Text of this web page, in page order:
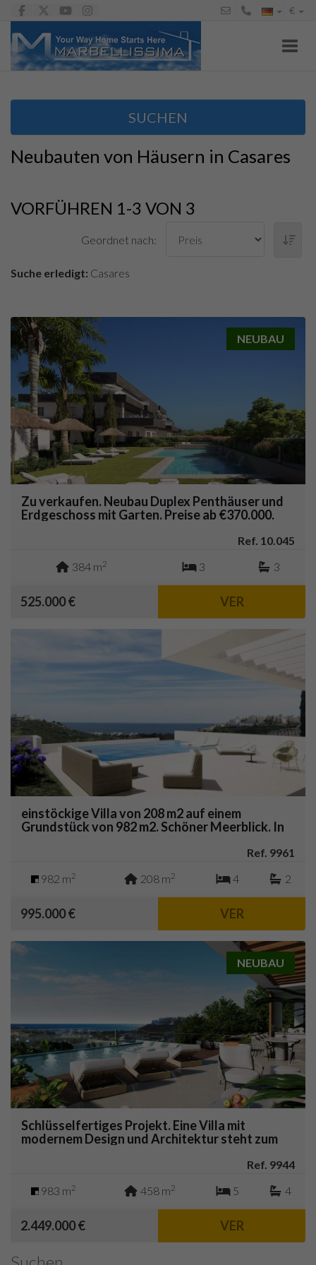
€
SUCHEN
Neubauten von Häusern in Casares
VORFÜHREN 1-3 VON 3
Geordnet nach:
Suche erledigt: Casares
NEUBAU
Zu verkaufen. Neubau Duplex Penthäuser und
Erdgeschoss mit Garten. Preise ab €370.000.
Ref. 10.045
384 m2 3 3
525.000 € VER
einstöckige Villa von 208 m2 auf einem
Grundstück von 982 m2. Schöner Meerblick. In
Ref. 9961
982 m2 208 m2 4 2
995.000 € VER
NEUBAU
Schlüsselfertiges Projekt. Eine Villa mit
modernem Design und Architektur steht zum
Ref. 9944
983 m2 458 m2 5 4
2.449.000 € VER